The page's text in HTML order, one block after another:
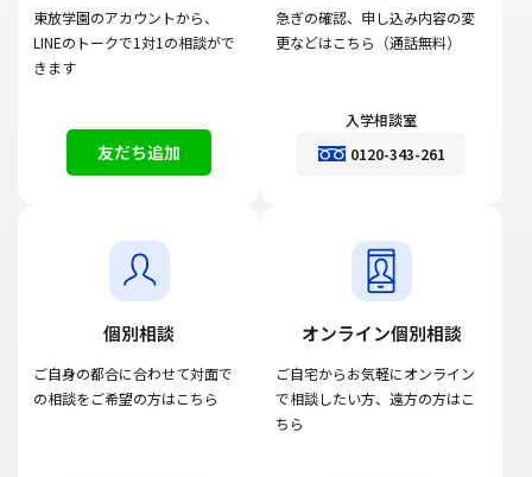
東放学園のアカウントから、
LINEのトークで1対1の相談がで
きます
友だち追加
急ぎの確認、申し込み内容の変
更などはこちら（通話無料）
入学相談室
0120-343-261
個別相談
ご自身の都合に合わせて対面で
の相談をご希望の方はこちら
オンライン個別相談
ご自宅からお気軽にオンライン
で相談したい方、遠方の方はこ
ちら